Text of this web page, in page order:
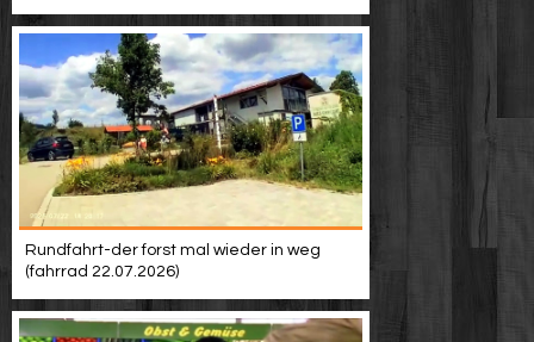
Rundfahrt-der forst mal wieder in weg
(fahrrad 22.07.2026)